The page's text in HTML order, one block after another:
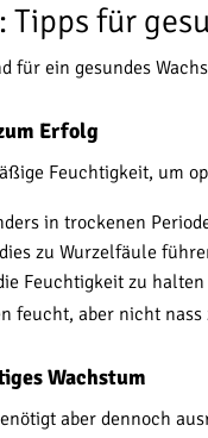
für
für ein gesundes
Erfolg
Feuchtigkeit, um
in trockenen
zu Wurzelfäule
Feuchtigkeit zu halten
feucht, aber nicht
Wachstum
aber dennoch